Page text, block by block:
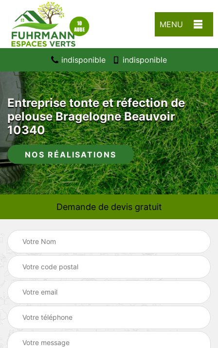
MENU
indisponible indisponible
Entreprise tonte et réfection de
pelouse Bragelogne Beauvoir
10340
NOS RÉALISATIONS
Demande de devis gratuit